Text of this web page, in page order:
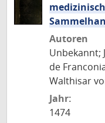
Autoren
Unbekannt;
de
Walthisar
Jahr:
1474